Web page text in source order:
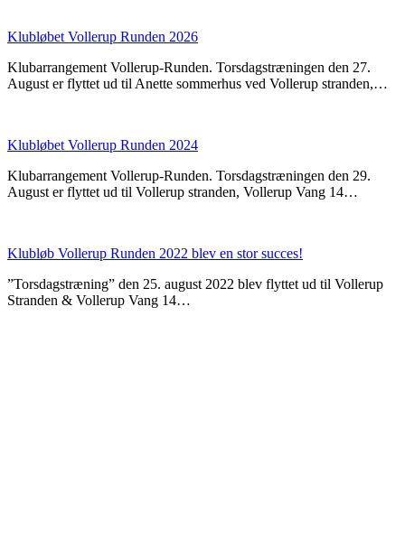
Klubløbet Vollerup Runden 2026
Klubarrangement Vollerup-Runden. Torsdagstræningen den 27.
August er flyttet ud til Anette sommerhus ved Vollerup stranden,…
Klubløbet Vollerup Runden 2024
Klubarrangement Vollerup-Runden. Torsdagstræningen den 29.
August er flyttet ud til Vollerup stranden, Vollerup Vang 14…
Klubløb Vollerup Runden 2022 blev en stor succes!
”Torsdagstræning” den 25. august 2022 blev flyttet ud til Vollerup
Stranden & Vollerup Vang 14…